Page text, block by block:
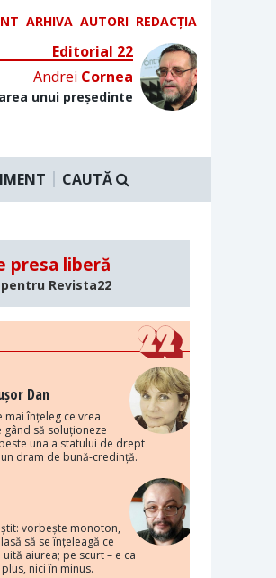
ARHIVA AUTORI REDACȚIA
Editorial 22
Andrei Cornea
unui președinte
CAUTĂ
presa liberă
Revista22
Dan
mai înțeleg ce vrea
să soluționeze
una a statului de drept
dram de bună-credință.
vorbește monoton,
să se înțeleagă ce
aiurea; pe scurt – e ca
nici în minus.